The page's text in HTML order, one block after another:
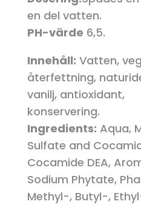
en del vatten.
PH-värde 6,5.
Innehåll: Vatten,
återfettning,
vanilj, antioxidant,
konservering.
Ingredients: Aqua,
Sulfate and
Cocamide DEA,
Sodium Phytate,
Methyl-, Butyl-,